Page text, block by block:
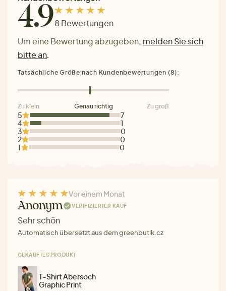
4.98 Bewertungen
Um eine Bewertung abzugeben, melden Sie sich
bitte an.
5
7
4
1
3
0
2
0
1
0
Tatsächliche Größe nach Kundenbewertungen (8):
Zu klein Genau richtig Zu groß
Vor einem Monat
Anonym VERIFIZIERTER KAUF
Sehr schön
Automatisch übersetzt aus dem greenbutik.cz
GEKAUFTES PRODUKT
T-Shirt Abersoch
Graphic Print